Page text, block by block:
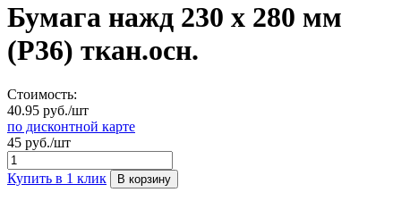
Бумага нажд 230 х 280 мм
(Р36) ткан.осн.
Стоимость:
40.95 руб./шт
по дисконтной карте
45 руб./шт
Купить в 1 клик В корзину